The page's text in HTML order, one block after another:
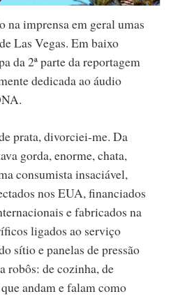
imprensa em geral umas
Las Vegas. Em baixo
da 2ª parte da reportagem
dedicada ao áudio
prata, divorciei-me. Da
gorda, enorme, chata,
consumista insaciável,
nos EUA, financiados
e fabricados na
ligados ao serviço
sítio e panelas de pressão
robôs: de cozinha, de
andam e falam como